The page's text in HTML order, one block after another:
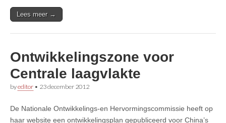
Lees meer →
Ontwikkelingszone voor
Centrale laagvlakte
byeditor • 23 december 2012
De Nationale Ontwikkelings-en Hervormingscommissie heeft op
haar website een ontwikkelingsplan gepubliceerd voor China’s